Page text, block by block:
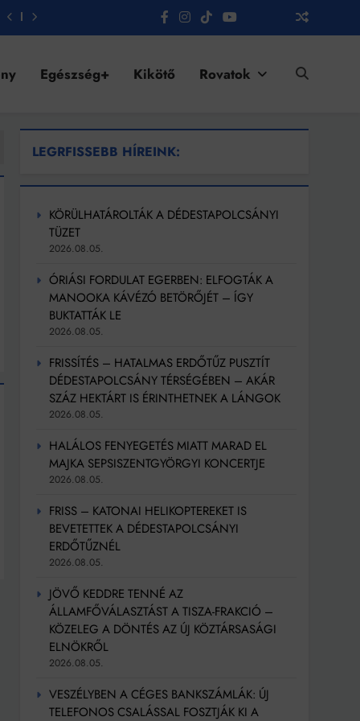
Egészség+ Kikötő Rovatok
LEGRFISSEBB HÍREINK:
KÖRÜLHATÁROLTÁK A DÉDESTAPOLCSÁNYI
TÜZET
2026.08.05.
ÓRIÁSI FORDULAT EGERBEN: ELFOGTÁK A
MANOOKA KÁVÉZÓ BETÖRŐJÉT – ÍGY
BUKTATTÁK LE
2026.08.05.
FRISSÍTÉS – HATALMAS ERDŐTŰZ PUSZTÍT
DÉDESTAPOLCSÁNY TÉRSÉGÉBEN – AKÁR
SZÁZ HEKTÁRT IS ÉRINTHETNEK A LÁNGOK
2026.08.05.
HALÁLOS FENYEGETÉS MIATT MARAD EL
MAJKA SEPSISZENTGYÖRGYI KONCERTJE
2026.08.05.
FRISS – KATONAI HELIKOPTEREKET IS
BEVETETTEK A DÉDESTAPOLCSÁNYI
ERDŐTŰZNÉL
2026.08.05.
JÖVŐ KEDDRE TENNÉ AZ
ÁLLAMFŐVÁLASZTÁST A TISZA-FRAKCIÓ –
KÖZELEG A DÖNTÉS AZ ÚJ KÖZTÁRSASÁGI
ELNÖKRŐL
2026.08.05.
VESZÉLYBEN A CÉGES BANKSZÁMLÁK: ÚJ
TELEFONOS CSALÁSSAL FOSZTJÁK KI A